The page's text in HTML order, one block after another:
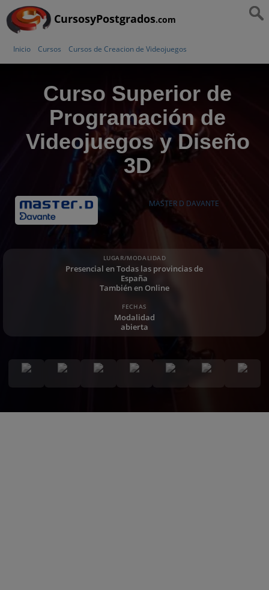
CursosyPostgrados.com
Inicio Cursos Cursos de Creacion de Videojuegos
Curso Superior de
Programación de
Videojuegos y Diseño
3D
MASTER D DAVANTE
LUGAR/MODALIDAD
Presencial en Todas las provincias de
España
También en Online
FECHAS
Modalidad
abierta